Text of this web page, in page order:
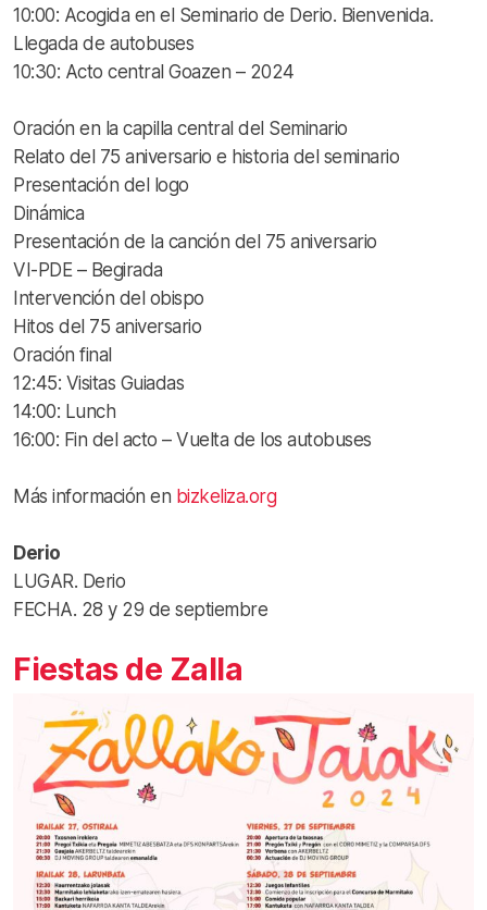
10:00: Acogida en el Seminario de Derio. Bienvenida.
Llegada de autobuses
10:30: Acto central Goazen – 2024
Oración en la capilla central del Seminario
Relato del 75 aniversario e historia del seminario
Presentación del logo
Dinámica
Presentación de la canción del 75 aniversario
VI-PDE – Begirada
Intervención del obispo
Hitos del 75 aniversario
Oración final
12:45: Visitas Guiadas
14:00: Lunch
16:00: Fin del acto – Vuelta de los autobuses
Más información en bizkeliza.org
Derio
LUGAR. Derio
FECHA. 28 y 29 de septiembre
Fiestas de Zalla